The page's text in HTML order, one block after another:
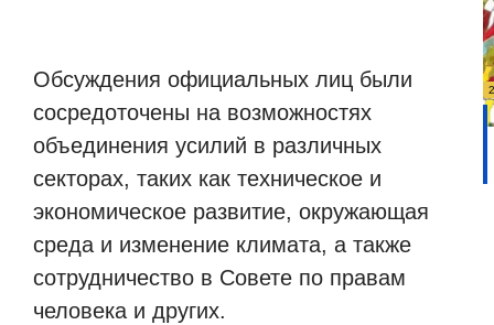
Обсуждения официальных лиц были
сосредоточены на возможностях
объединения усилий в различных
секторах, таких как техническое и
экономическое развитие, окружающая
среда и изменение климата, а также
сотрудничество в Совете по правам
человека и других.